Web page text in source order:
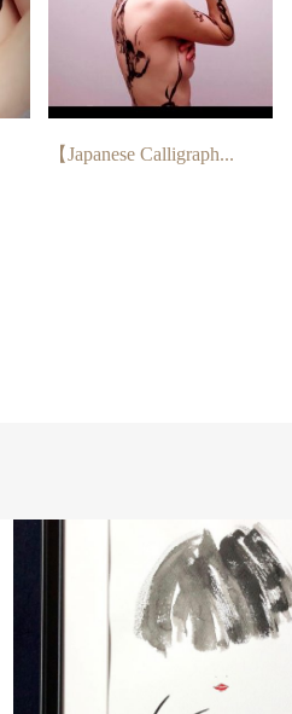
【Japanese Calligraph...